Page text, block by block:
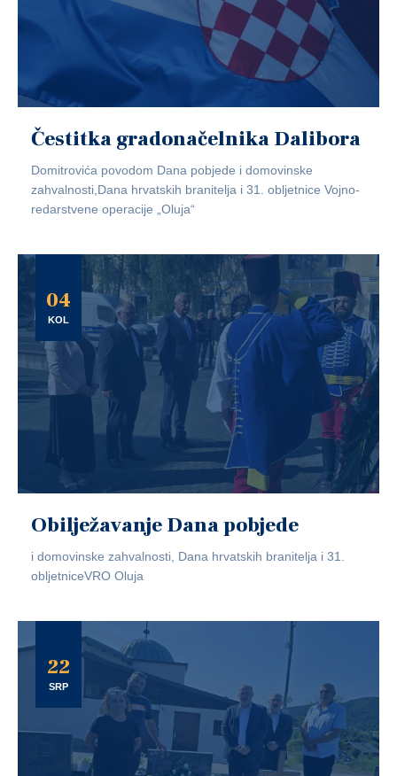
Čestitka gradonačelnika Dalibora
Domitrovića povodom Dana pobjede i domovinske
zahvalnosti,Dana hrvatskih branitelja i 31. obljetnice Vojno-
redarstvene operacije „Oluja“
04
KOL
Obilježavanje Dana pobjede
i domovinske zahvalnosti, Dana hrvatskih branitelja i 31.
obljetniceVRO Oluja
22
SRP